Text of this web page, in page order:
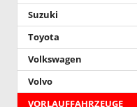
Suzuki
Toyota
Volkswagen
Volvo
VORLAUFFAHRZEUGE